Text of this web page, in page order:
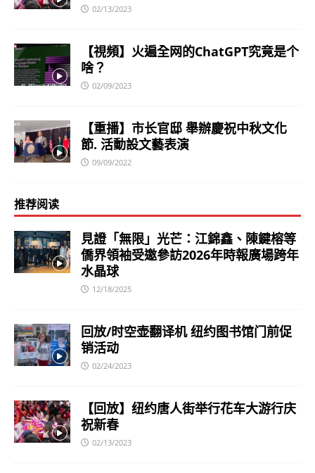
02/13/2023
【視頻】火遍全网的ChatGPT究竟是个
啥？
02/09/2023
【重播】市长官邸 舉辦慶祝中秋文化
節. 活動設文藝表演
09/09/2022
推荐阅读
見證「無限」光芒：江錦鑫、陳鍵榕等
僑界領袖受邀參訪2026年時報廣場跨年
水晶球
12/18/2025
回放/时空壶翻译机 纽约图书馆门前促
销活动
02/24/2023
【回放】纽约唐人街举行花车大游行庆
祝新春
02/13/2023